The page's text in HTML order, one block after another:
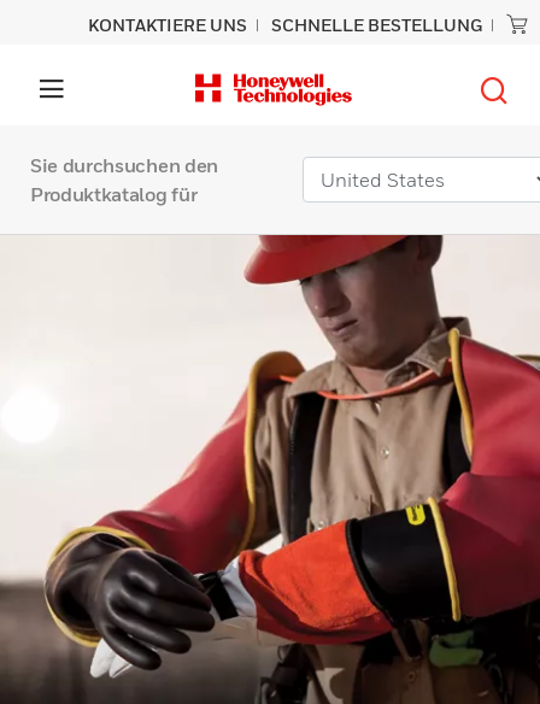
KONTAKTIERE UNS SCHNELLE BESTELLUNG
Sie durchsuchen den
Produktkatalog für